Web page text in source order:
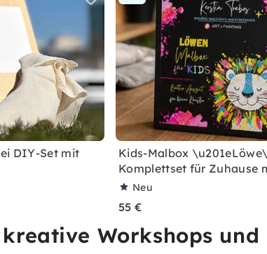
DIY-Set mit
Kids-Malbox
Komplettset für Zuhause
Neu
55 €
Workshops